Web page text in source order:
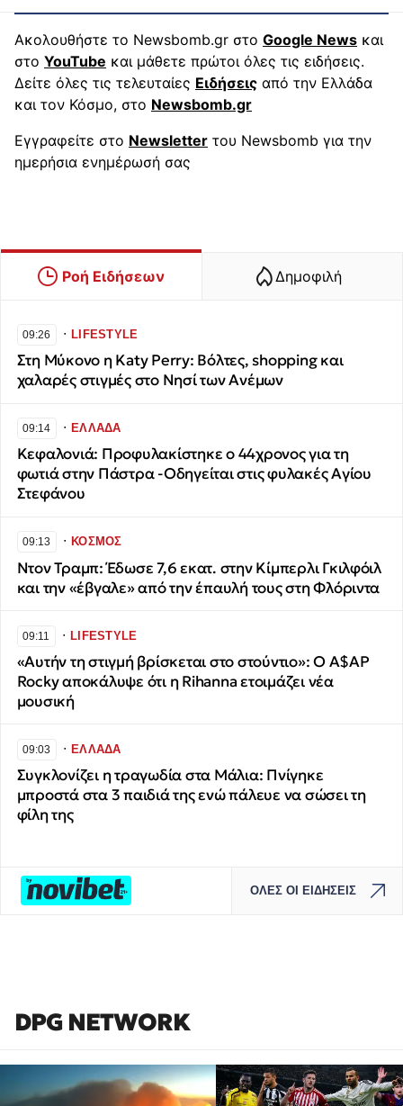
Ακολουθήστε το Newsbomb.gr στο Google News και
στο YouTube και μάθετε πρώτοι όλες τις ειδήσεις.
Δείτε όλες τις τελευταίες Ειδήσεις από την Ελλάδα
και τον Κόσμο, στο Newsbomb.gr
Εγγραφείτε στο Newsletter του Newsbomb για την
ημερήσια ενημέρωσή σας
Ροή Ειδήσεων Δημοφιλή
09:26 ∙LIFESTYLE
Στη Μύκονο η Katy Perry: Βόλτες, shopping και
χαλαρές στιγμές στο Νησί των Ανέμων
09:14 ∙ΕΛΛΑΔΑ
Κεφαλονιά: Προφυλακίστηκε ο 44χρονος για τη
φωτιά στην Πάστρα -Οδηγείται στις φυλακές Αγίου
Στεφάνου
09:13 ∙ΚΟΣΜΟΣ
Ντον Τραμπ: Έδωσε 7,6 εκατ. στην Κίμπερλι Γκιλφόιλ
και την «έβγαλε» από την έπαυλή τους στη Φλόριντα
09:11 ∙LIFESTYLE
«Αυτήν τη στιγμή βρίσκεται στο στούντιο»: O A$AP
Rocky αποκάλυψε ότι η Rihanna ετοιμάζει νέα
μουσική
09:03 ∙ΕΛΛΑΔΑ
Συγκλονίζει η τραγωδία στα Μάλια: Πνίγηκε
μπροστά στα 3 παιδιά της ενώ πάλευε να σώσει τη
φίλη της
ΟΛΕΣ ΟΙ ΕΙΔΗΣΕΙΣ
DPG NETWORK